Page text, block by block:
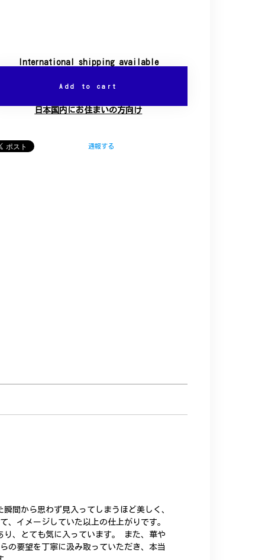
International shipping available
Add to cart
日本国内にお住まいの方向け
通報する
間から思わず見入ってしまうほど美しく、
イメージしていた以上の仕上がりです。
、とても気に入っています。 また、華や
の要望を丁寧に汲み取っていただき、本当